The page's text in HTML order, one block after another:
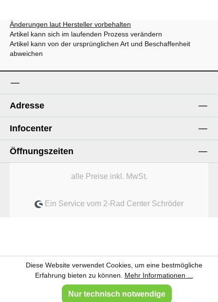
Änderungen laut Hersteller vorbehalten
Artikel kann sich im laufenden Prozess verändern
Artikel kann von der ursprünglichen Art und Beschaffenheit
abweichen
Adresse
Infocenter
Öffnungszeiten
alle Preise inkl. MwSt.
Ein Service vom 2-Rad Center Schröder
Diese Website verwendet Cookies, um eine bestmögliche
Erfahrung bieten zu können. Mehr Informationen ...
Nur technisch notwendige